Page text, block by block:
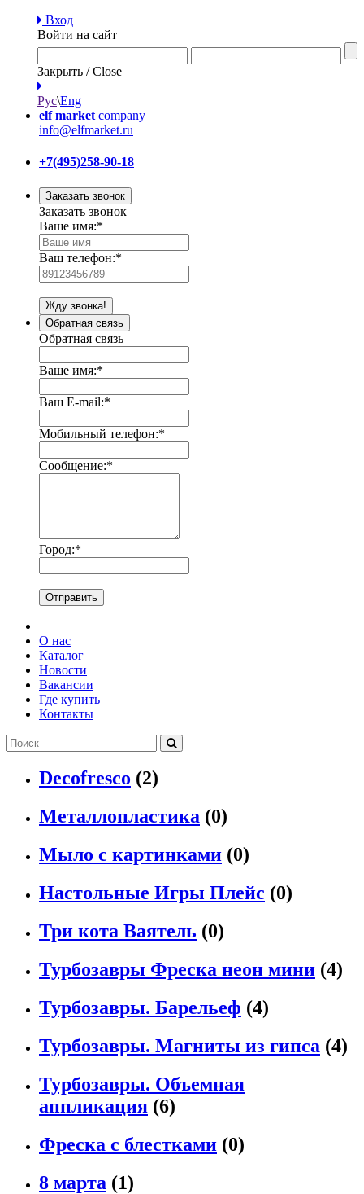
Вход
Войти на сайт
Закрыть / Close
Рус\Eng
elf market company
info@elfmarket.ru
+7(495)258-90-18
Заказать звонок
Заказать звонок
Ваше имя:*
Ваш телефон:*
Жду звонка!
Обратная связь
Обратная связь
Ваше имя:*
Ваш E-mail:*
Мобильный телефон:*
Сообщение:*
Город:*
Отправить
О нас
Каталог
Новости
Вакансии
Где купить
Контакты
Decofresco (2)
Металлопластика (0)
Мыло с картинками (0)
Настольные Игры Плейс (0)
Три кота Ваятель (0)
Турбозавры Фреска неон мини (4)
Турбозавры. Барельеф (4)
Турбозавры. Магниты из гипса (4)
Турбозавры. Объемная
аппликация (6)
Фреска с блестками (0)
8 марта (1)